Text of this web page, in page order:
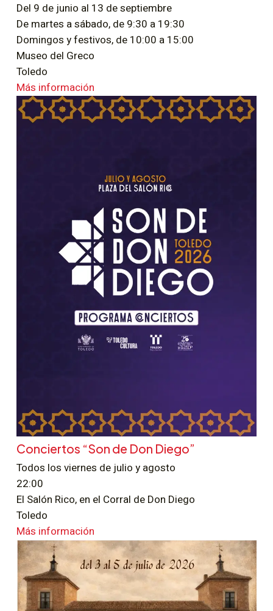
Del 9 de junio al 13 de septiembre
De martes a sábado, de 9:30 a 19:30
Domingos y festivos, de 10:00 a 15:00
Museo del Greco
Toledo
Más información
Conciertos “Son de Don Diego”
Todos los viernes de julio y agosto
22:00
El Salón Rico, en el Corral de Don Diego
Toledo
Más información